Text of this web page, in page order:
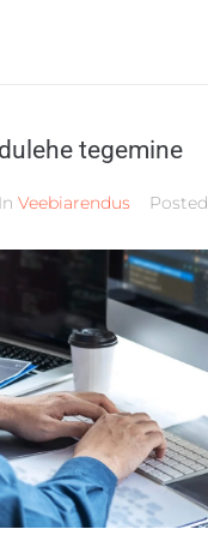
tegemine
In Veebiarendus Posted